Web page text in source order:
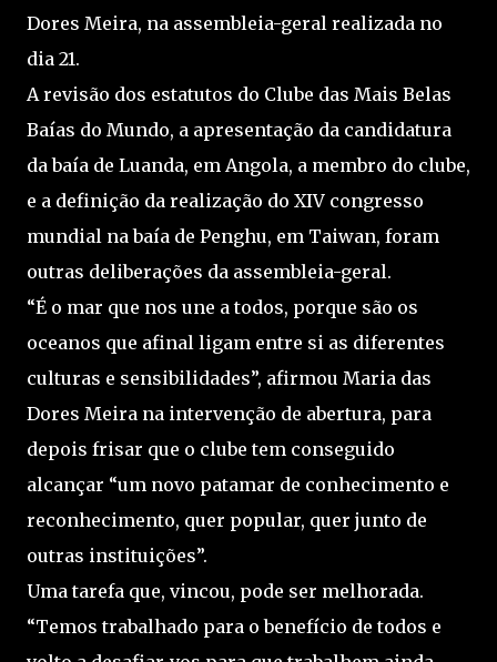
Dores Meira, na assembleia-geral realizada no
dia 21.
A revisão dos estatutos do Clube das Mais Belas
Baías do Mundo, a apresentação da candidatura
da baía de Luanda, em Angola, a membro do clube,
e a definição da realização do XIV congresso
mundial na baía de Penghu, em Taiwan, foram
outras deliberações da assembleia-geral.
“É o mar que nos une a todos, porque são os
oceanos que afinal ligam entre si as diferentes
culturas e sensibilidades”, afirmou Maria das
Dores Meira na intervenção de abertura, para
depois frisar que o clube tem conseguido
alcançar “um novo patamar de conhecimento e
reconhecimento, quer popular, quer junto de
outras instituições”.
Uma tarefa que, vincou, pode ser melhorada.
“Temos trabalhado para o benefício de todos e